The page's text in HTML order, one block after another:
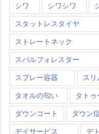
シワ シワシワ
スタットレスタイヤ
ストレートネック
スバルフォレスター
スプレー容器 スリ
タオルの匂い タトゥ
ダウンコート ダウン
デイサービス デ